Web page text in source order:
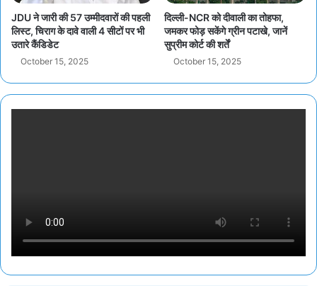
JDU ने जारी की 57 उम्मीदवारों की पहली
लिस्ट, चिराग के दावे वाली 4 सीटों पर भी
उतारे कैंडिडेट
October 15, 2025
दिल्ली-NCR को दीवाली का तोहफा,
जमकर फोड़ सकेंगे ग्रीन पटाखे, जानें
सुप्रीम कोर्ट की शर्तें
October 15, 2025